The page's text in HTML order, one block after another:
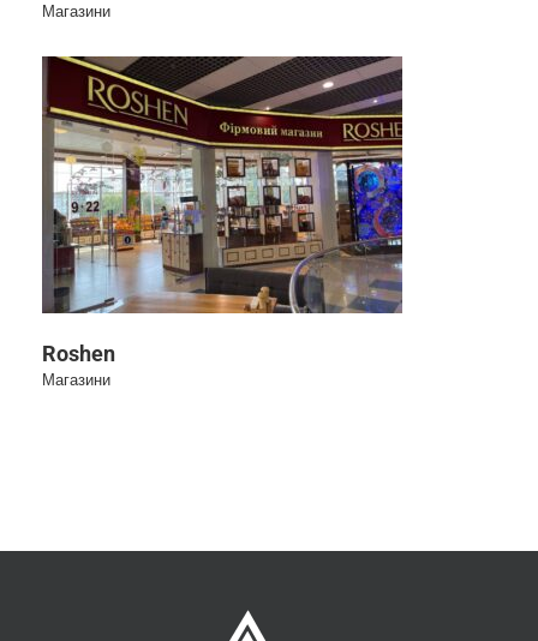
Магазини
Roshen
Roshen
Магазини